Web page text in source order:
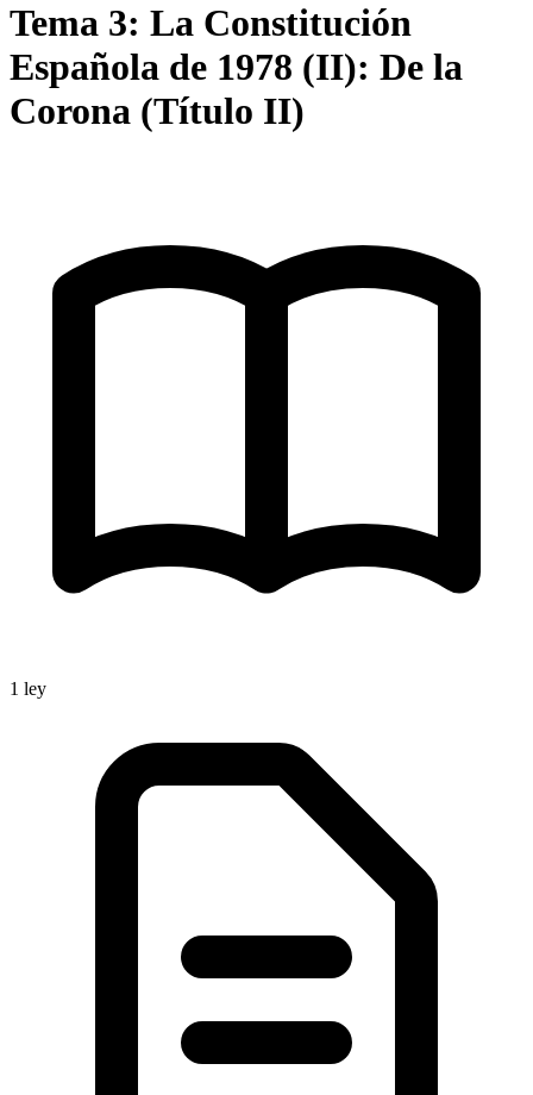
Tema 3: La Constitución
Española de 1978 (II): De la
Corona (Título II)
1 ley